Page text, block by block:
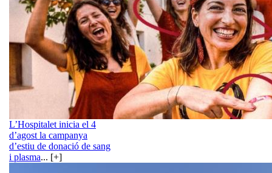
L’Hospitalet inicia el 4
d’agost la campanya
d’estiu de donació de sang
i plasma... [+]